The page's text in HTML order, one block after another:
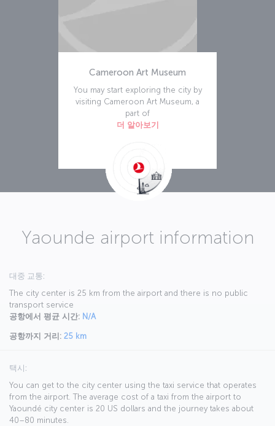
Cameroon Art Museum
You may start exploring the city by
visiting Cameroon Art Museum, a
part of
더 알아보기
Yaounde airport information
대중 교통:
The city center is 25 km from the airport and there is no public
transport service
공항에서 평균 시간: N/A
공항까지 거리: 25 km
택시:
You can get to the city center using the taxi service that operates
from the airport. The average cost of a taxi from the airport to
Yaoundé city center is 20 US dollars and the journey takes about
40–80 minutes.